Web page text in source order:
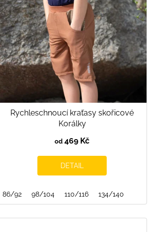
Rychleschnoucí kraťasy skořicové
Korálky
od 469 Kč
DETAIL
86/92 98/104 110/116 134/140